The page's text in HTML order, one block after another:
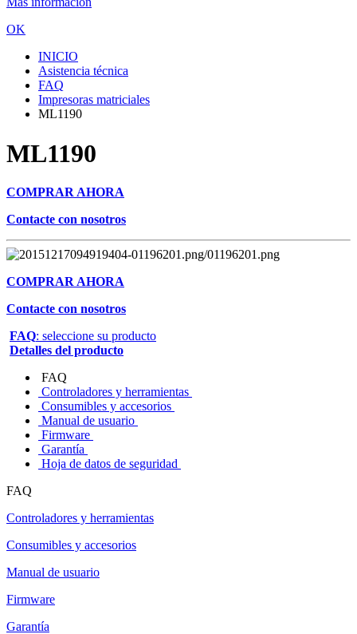
OK
INICIO
Asistencia técnica
FAQ
Impresoras matriciales
ML1190
ML1190
COMPRAR AHORA
Contacte con nosotros
COMPRAR AHORA
Contacte con nosotros
FAQ: seleccione su producto
Detalles del producto
FAQ
Controladores y herramientas
Consumibles y accesorios
Manual de usuario
Firmware
Garantía
Hoja de datos de seguridad
FAQ
Controladores y herramientas
Consumibles y accesorios
Manual de usuario
Firmware
Garantía